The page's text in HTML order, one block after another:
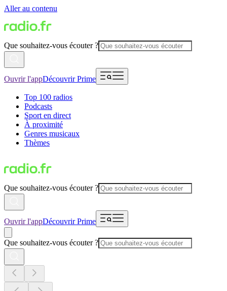
Aller au contenu
Que souhaitez-vous écouter ?
Ouvrir l'appDécouvrir Prime
Top 100 radios
Podcasts
Sport en direct
À proximité
Genres musicaux
Thèmes
Que souhaitez-vous écouter ?
Ouvrir l'appDécouvrir Prime
Que souhaitez-vous écouter ?